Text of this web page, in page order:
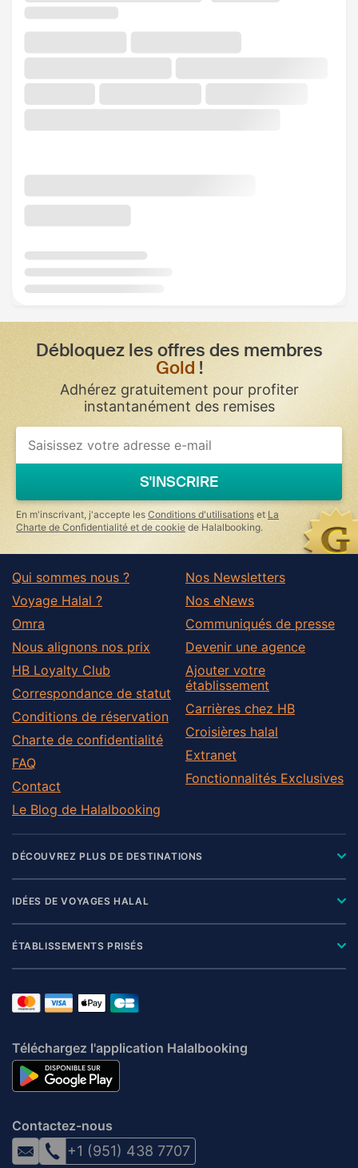
Débloquez les offres des membres
Gold !
Adhérez gratuitement pour profiter
instantanément des remises
If
you
ignore
this
field
S'INSCRIRE
En m'inscrivant, j'accepte les Conditions d'utilisations et La
Charte de Confidentialité et de cookie de Halalbooking.
Qui sommes nous ?
Voyage Halal ?
Omra
Nous alignons nos prix
HB Loyalty Club
Correspondance de statut
Conditions de réservation
Charte de confidentialité
FAQ
Contact
Le Blog de Halalbooking
Nos Newsletters
Nos eNews
Communiqués de presse
Devenir une agence
Ajouter votre
établissement
Carrières chez HB
Croisières halal
Extranet
Fonctionnalités Exclusives
DÉCOUVREZ PLUS DE DESTINATIONS
IDÉES DE VOYAGES HALAL
ÉTABLISSEMENTS PRISÉS
Téléchargez l'application Halalbooking
Contactez-nous
+1 (951) 438 7707